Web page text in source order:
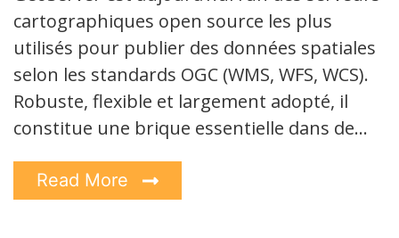
cartographiques open source les plus
utilisés pour publier des données spatiales
selon les standards OGC (WMS, WFS, WCS).
Robuste, flexible et largement adopté, il
constitue une brique essentielle dans de…
Read More